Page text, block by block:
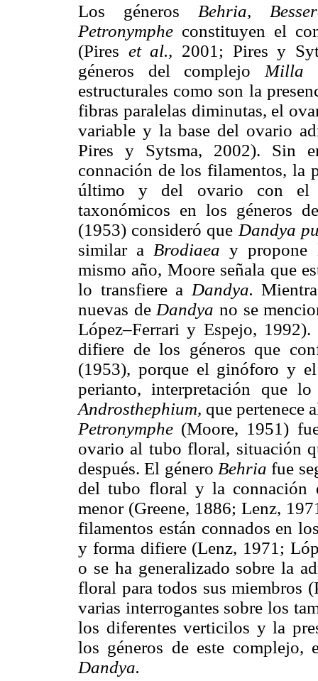
Los géneros Behria,
Petronymphe constituyen el
(Pires et al., 2001; Pires y
géneros del complejo Milla
estructurales como son la
fibras paralelas diminutas, el
variable y la base del ovario
Pires y Sytsma, 2002). Sin
connación de los filamentos, la
último y del ovario con el
taxonómicos en los géneros
(1953) consideró que Dandya
similar a Brodiaeay propone
mismo año, Moore señala que
lo transfiere a Dandya.
nuevas de Dandya no se
López–Ferrari y Espejo,
difiere de los géneros que
(1953), porque el ginóforo y
perianto, interpretación que
Androsthephium, que pertenece
Petronymphe (Moore, 1951)
ovario al tubo floral, situación
después. El género Behriafue
del tubo floral y la connación
menor (Greene, 1886; Lenz,
filamentos están connados en
y forma difiere (Lenz, 1971;
o se ha generalizado sobre la
floral para todos sus miembros
varias interrogantes sobre los
los diferentes verticilos y la
los géneros de este complejo,
Dandya.